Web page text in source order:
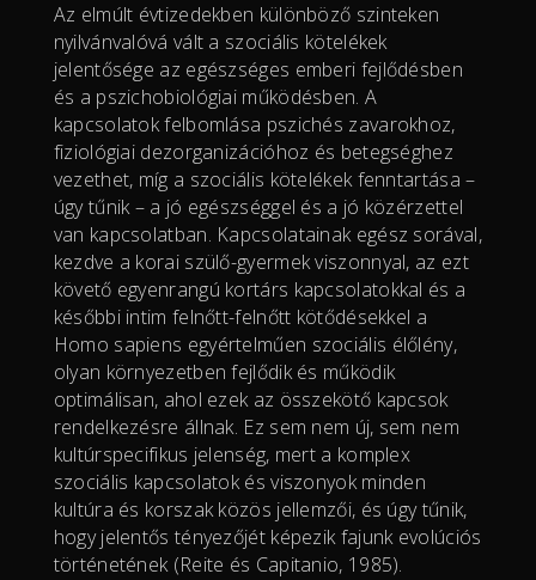
Az elmúlt évtizedekben különböző szinteken
nyilvánvalóvá vált a szociális kötelékek
jelentősége az egészséges emberi fejlődésben
és a pszichobiológiai működésben. A
kapcsolatok felbomlása pszichés zavarokhoz,
fiziológiai dezorganizációhoz és betegséghez
vezethet, míg a szociális kötelékek fenntartása –
úgy tűnik – a jó egészséggel és a jó közérzettel
van kapcsolatban. Kapcsolatainak egész sorával,
kezdve a korai szülő-gyermek viszonnyal, az ezt
követő egyenrangú kortárs kapcsolatokkal és a
későbbi intim felnőtt-felnőtt kötődésekkel a
Homo sapiens egyértelműen szociális élőlény,
olyan környezetben fejlődik és működik
optimálisan, ahol ezek az összekötő kapcsok
rendelkezésre állnak. Ez sem nem új, sem nem
kultúrspecifikus jelenség, mert a komplex
szociális kapcsolatok és viszonyok minden
kultúra és korszak közös jellemzői, és úgy tűnik,
hogy jelentős tényezőjét képezik fajunk evolúciós
történetének (Reite és Capitanio, 1985).